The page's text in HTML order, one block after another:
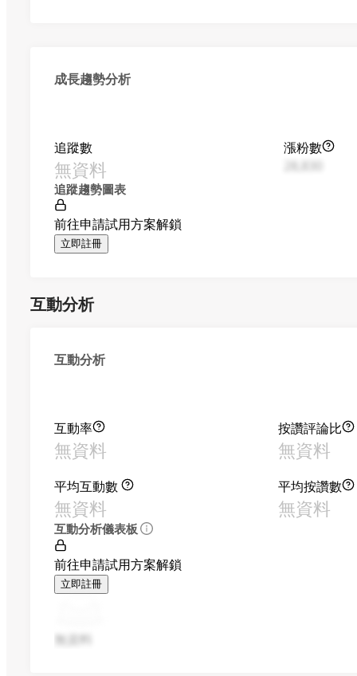
成長趨勢分析
追蹤數
無資料
漲粉數
追蹤趨勢圖表
前往申請試用方案解鎖
立即註冊
互動分析
互動分析
互動率
無資料
按讚評論比
無資料
平均互動數
無資料
平均按讚數
無資料
互動分析儀表板
前往申請試用方案解鎖
立即註冊
無資料